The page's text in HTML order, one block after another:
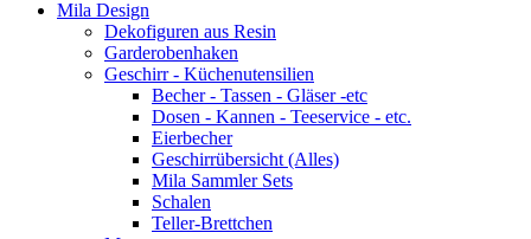
Mila Design
Dekofiguren aus Resin
Garderobenhaken
Geschirr - Küchenutensilien
Becher - Tassen - Gläser -etc
Dosen - Kannen - Teeservice - etc.
Eierbecher
Geschirrübersicht (Alles)
Mila Sammler Sets
Schalen
Teller-Brettchen